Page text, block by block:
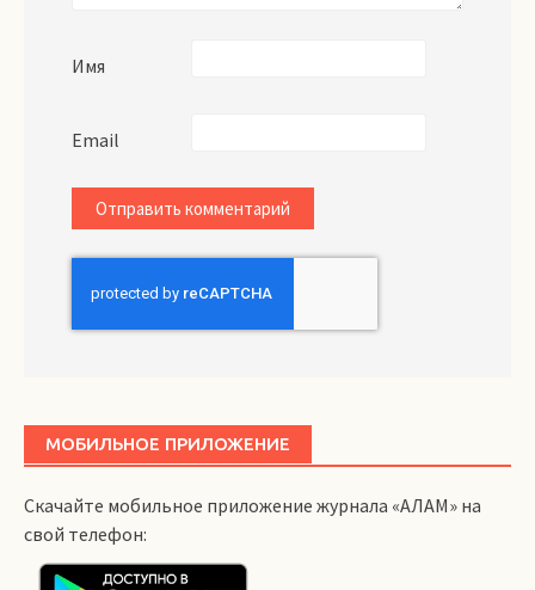
Имя
Email
МОБИЛЬНОЕ ПРИЛОЖЕНИЕ
Скачайте мобильное приложение журнала «АЛАМ» на
свой телефон: